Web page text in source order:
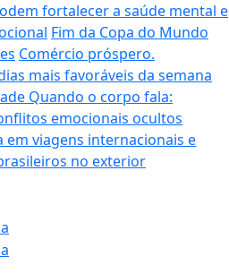
fortalecer a saúde mental e
Fim da Copa do Mundo
Comércio próspero.
mais favoráveis da semana
Quando o corpo fala:
emocionais ocultos
em viagens internacionais e
no exterior